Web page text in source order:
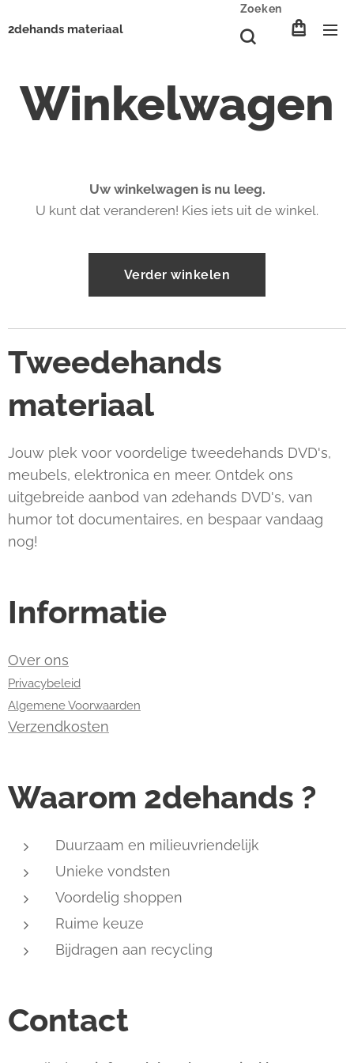
2dehands materiaal
Zoeken
Winkelwagen
Uw winkelwagen is nu leeg.
U kunt dat veranderen! Kies iets uit de winkel.
Verder winkelen
Tweedehands
materiaal
Jouw plek voor voordelige tweedehands DVD's,
meubels, elektronica en meer. Ontdek ons
uitgebreide aanbod van 2dehands DVD's, van
humor tot documentaires, en bespaar vandaag
nog!
Informatie
Over ons
Privacybeleid
Algemene Voorwaarden
Verzendkosten
Waarom 2dehands ?
Duurzaam en milieuvriendelijk
Unieke vondsten
Voordelig shoppen
Ruime keuze
Bijdragen aan recycling
Contact